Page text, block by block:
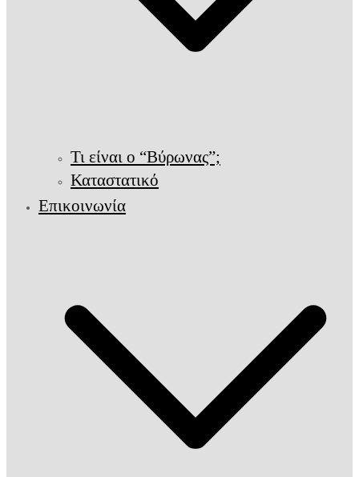
Τι είναι ο “Βύρωνας”;
Καταστατικό
Επικοινωνία